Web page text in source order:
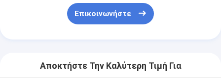
Επικοινωνήστε
Αποκτήστε Την Καλύτερη Τιμή Για